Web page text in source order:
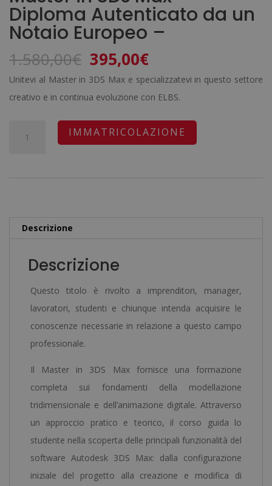
Diploma Autenticato da un
Notaio Europeo –
1.580,00€ Il
prezzo
originale
1.580,00€.
395,00€Il
prezzo
attuale
395,00€.
Unitevi al Master in 3DS Max e specializzatevi in questo settore
creativo e in continua evoluzione con ELBS.
Autenticato
Notaio
Europeo
quantità
IMMATRICOLAZIONE
e
:
Descrizione
Descrizione
Questo titolo è rivolto a imprenditori, manager,
lavoratori, studenti e chiunque intenda acquisire le
conoscenze necessarie in relazione a questo campo
professionale.
Il Master in 3DS Max fornisce una formazione
completa sui fondamenti della modellazione
tridimensionale e dell’animazione digitale. Attraverso
un approccio pratico e teorico, il corso guida lo
studente nella scoperta delle principali funzionalità del
software Autodesk 3DS Max: dalla configurazione
iniziale del progetto alla creazione e modifica di